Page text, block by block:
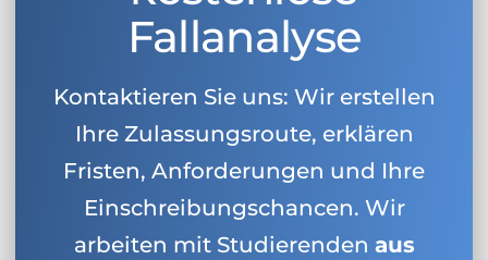
Fallanalyse
Kontaktieren Sie uns: Wir erstellen
Ihre Zulassungsroute, erklären
Fristen, Anforderungen und Ihre
Einschreibungschancen. Wir
arbeiten mit Studierenden aus